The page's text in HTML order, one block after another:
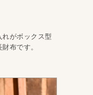
がボックス型
布です。